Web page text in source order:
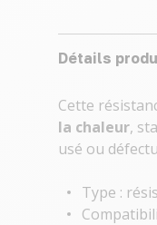
Détails
Cette
la chaleur,
usé ou
Type :